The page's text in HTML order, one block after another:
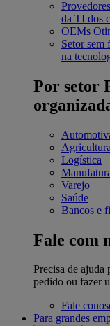
da TI dos
OEMs
Setor sem
na
Por setor
Agricultura
Logística
Varejo
Saúde
Bancos e
Fale com
Precisa de ajuda
pedido ou fazer
Fale
Para grandes